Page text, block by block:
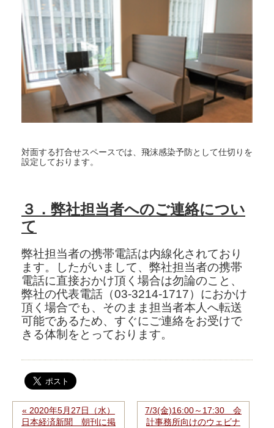
対面する打合せスペースでは、飛沫感染予防として仕切りを
設定しております。
３．弊社担当者へのご連絡につい
て
弊社担当者の携帯電話は内線化されており
ます。したがいまして、弊社担当者の携帯
電話に直接おかけ頂く場合は勿論のこと、
弊社の代表電話（03-3214-1717）におかけ
頂く場合でも、そのまま担当者本人へ転送
可能であるため、すぐにご連絡をお受けで
きる体制をとっております。
« 2020年5月27日（水）
日本経済新聞 朝刊に掲
7/3(金)16:00～17:30 会
計事務所向けのウェビナ